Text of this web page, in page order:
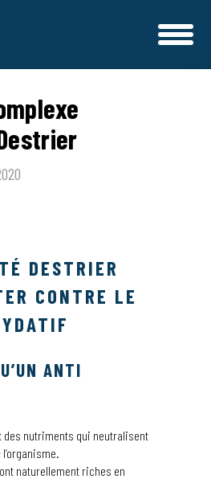
DESTRIER
CONTRE LE
ANTI
des nutriments qui neutralisent
naturellement riches en